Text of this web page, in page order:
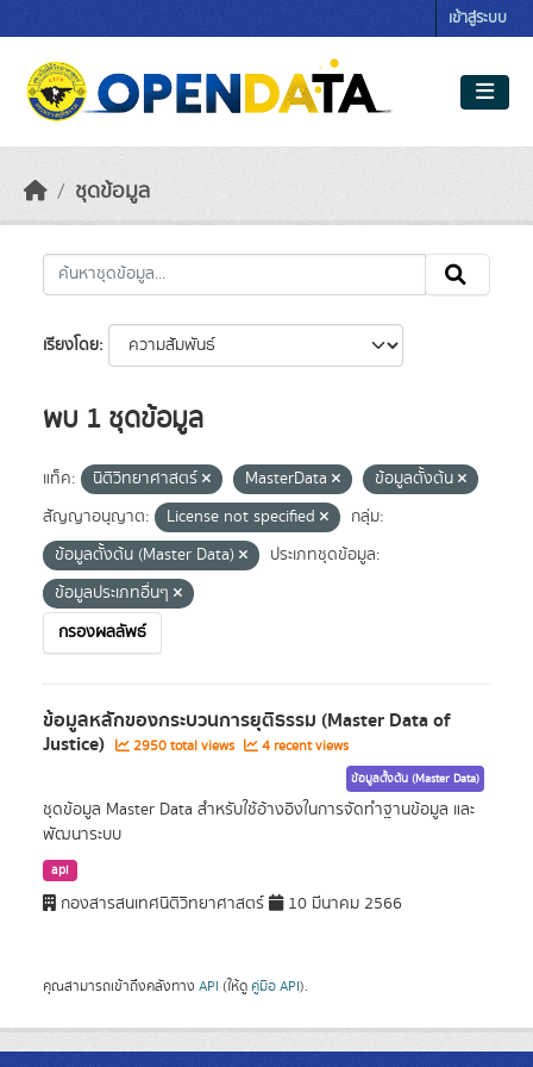
เข้าสู่ระบบ
ชุดข้อมูล
เรียงโดย
พบ 1 ชุดข้อมูล
แท็ค: นิติวิทยาศาสตร์ MasterData
ข้อมูลตั้งต้น
สัญญาอนุญาต:
License not specified
กลุ่ม:
ข้อมูลตั้งต้น (Master Data)
ประเภทชุดข้อมูล:
ข้อมูลประเภทอื่นๆ
กรองผลลัพธ์
ข้อมูลหลักของกระบวนการยุติธรรม (Master Data of
Justice) 2950 total views 4 recent views
ข้อมูลตั้งต้น (Master Data)
ชุดข้อมูล Master Data สำหรับใช้อ้างอิงในการจัดทำฐานข้อมูล และ
พัฒนาระบบ
api
กองสารสนเทศนิติวิทยาศาสตร์ 10 มีนาคม 2566
คุณสามารถเข้าถึงคลังทาง API (ให้ดู คู่มือ API).